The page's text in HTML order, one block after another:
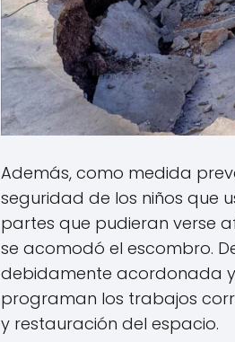
Además, como medida
seguridad de los niños que
partes que pudieran verse
se acomodó el escombro.
debidamente acordonada
programan los trabajos
y restauración del espacio.